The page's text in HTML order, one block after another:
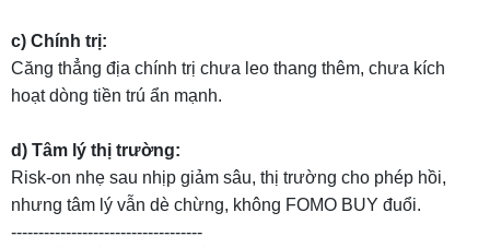
c) Chính trị:
Căng thẳng địa chính trị chưa leo thang thêm, chưa kích
hoạt dòng tiền trú ẩn mạnh.
d) Tâm lý thị trường:
Risk-on nhẹ sau nhịp giảm sâu, thị trường cho phép hồi,
nhưng tâm lý vẫn dè chừng, không FOMO BUY đuổi.
-----------------------------------